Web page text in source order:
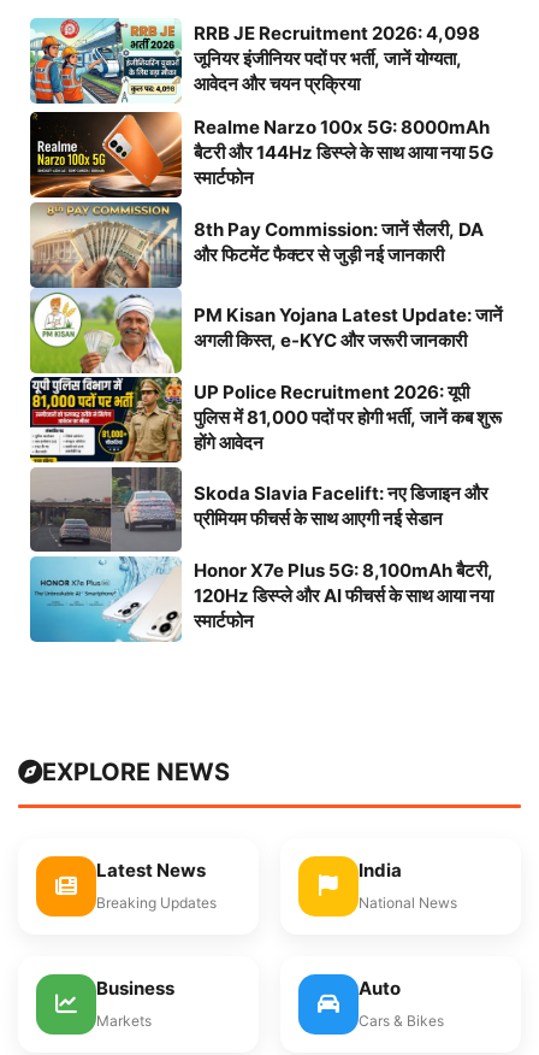
RRB JE Recruitment 2026: 4,098
जूनियर इंजीनियर पदों पर भर्ती, जानें योग्यता,
आवेदन और चयन प्रक्रिया
Realme Narzo 100x 5G: 8000mAh
बैटरी और 144Hz डिस्प्ले के साथ आया नया 5G
स्मार्टफोन
8th Pay Commission: जानें सैलरी, DA
और फिटमेंट फैक्टर से जुड़ी नई जानकारी
PM Kisan Yojana Latest Update: जानें
अगली किस्त, e-KYC और जरूरी जानकारी
UP Police Recruitment 2026: यूपी
पुलिस में 81,000 पदों पर होगी भर्ती, जानें कब शुरू
होंगे आवेदन
Skoda Slavia Facelift: नए डिजाइन और
प्रीमियम फीचर्स के साथ आएगी नई सेडान
Honor X7e Plus 5G: 8,100mAh बैटरी,
120Hz डिस्प्ले और AI फीचर्स के साथ आया नया
स्मार्टफोन
EXPLORE NEWS
Latest News
Breaking Updates
India
National News
Business
Markets
Auto
Cars & Bikes